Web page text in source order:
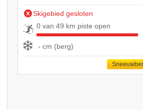
Skigebied gesloten
0 van 49 km piste open
- cm (berg)